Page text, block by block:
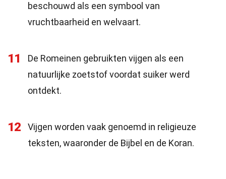
beschouwd als een symbool van
vruchtbaarheid en welvaart.
11
De Romeinen gebruikten vijgen als een
natuurlijke zoetstof voordat suiker werd
ontdekt.
12
Vijgen worden vaak genoemd in religieuze
teksten, waaronder de Bijbel en de Koran.